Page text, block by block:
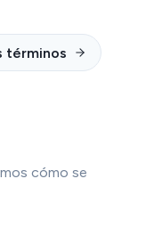
términos
cómo se